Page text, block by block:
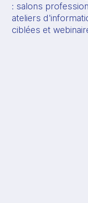
: salons
ateliers
ciblées et